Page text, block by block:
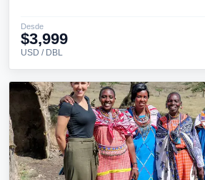
Desde
$3,999
USD / DBL